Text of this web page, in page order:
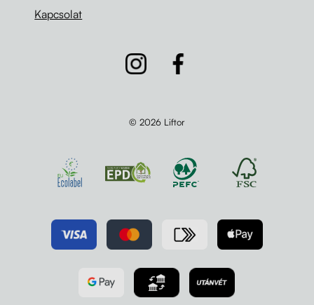
Kapcsolat
© 2026 Liftor